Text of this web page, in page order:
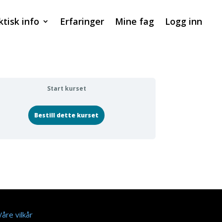
info Erfaringer Mine fag Logg inn
Start kurset
Bestill dette kurset
vilkår